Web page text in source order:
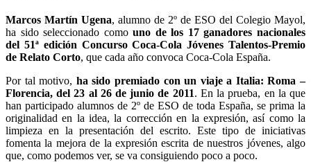
Marcos Martín Ugena, alumno de 2º de ESO del Colegio Mayol,
ha sido seleccionado comouno de los 17 ganadores nacionales
del 51ª edición Concurso Coca-Cola Jóvenes Talentos-Premio
de Relato Corto, que cada año convoca Coca-Cola España.
Por tal motivo, ha sido premiado con un viaje a Italia: Roma –
Florencia, del 23 al 26 de junio de 2011. En la prueba, en la que
han participado alumnos de 2º de ESO de toda España, se prima la
originalidad en la idea, la corrección en la expresión, así como la
limpieza en la presentación del escrito. Este tipo de iniciativas
fomenta la mejora de la expresión escrita de nuestros jóvenes, algo
que, como podemos ver, se va consiguiendo poco a poco.